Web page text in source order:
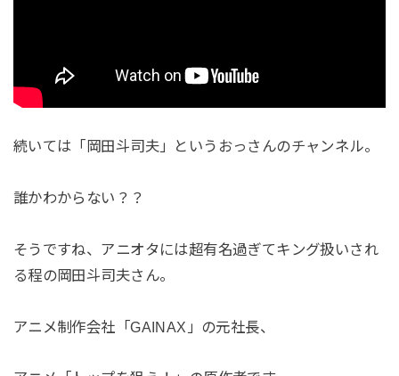
続いては「岡田斗司夫」というおっさんのチャンネル。
誰かわからない？？
そうですね、アニオタには超有名過ぎてキング扱いされ
る程の岡田斗司夫さん。
アニメ制作会社「GAINAX」の元社長、